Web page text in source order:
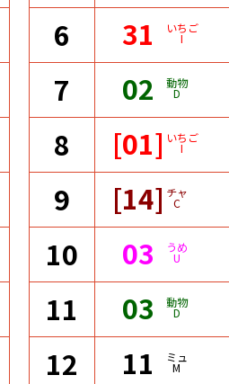
6
31 いちご
I
7 02 動物
D
8 [01] いちご
I
9 [14] チャ
C
10 03 うめ
U
11 03 動物
D
12 11 ミュ
M